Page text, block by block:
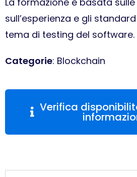
sull’esperienza e gli
tema di testing del software.
Categorie: Blockchain
Verifica